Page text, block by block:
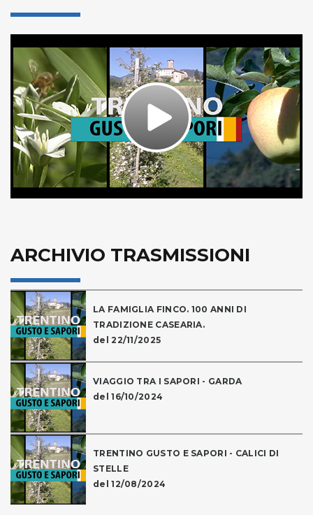
Play
Video
ARCHIVIO TRASMISSIONI
LA FAMIGLIA FINCO. 100 ANNI DI
TRADIZIONE CASEARIA.
del 22/11/2025
VIAGGIO TRA I SAPORI - GARDA
del 16/10/2024
TRENTINO GUSTO E SAPORI - CALICI DI
STELLE
del 12/08/2024